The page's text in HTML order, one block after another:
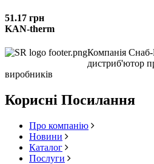
51.17 грн
KAN-therm
Компанія Снаб-
дистриб'ютор
виробників
Корисні Посилання
Про компанію
Новини
Каталог
Послуги